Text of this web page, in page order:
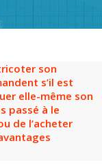
son
s’il est
elle-même son
passé à le
de l’acheter